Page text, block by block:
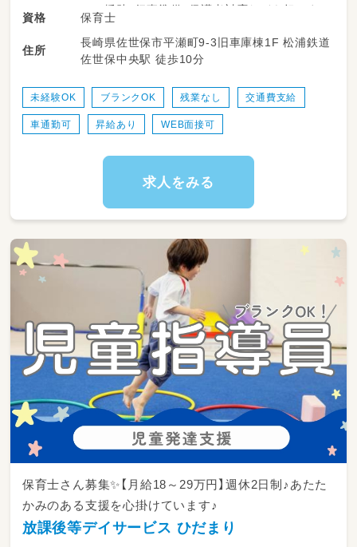
レの援助、行事準備、保護者対応などを担いま
す。柔軟な保育環境の中で、子どもたち一人ひ
とりにしっかり向き合える時間が多くありま
す。勤務日数や時間は相談可能で、ライフスタ
＜スケジュール例＞
07:30～登園
11:00～昼食
12:30～午睡(事務作業/ブレスチェック/休憩)
17:00～降園
資格 保育士
住所
長崎県佐世保市平瀬町9-3旧車庫棟1F 松浦鉄道
佐世保中央駅 徒歩10分
未経験OK ブランクOK 残業なし 交通費支給
車通勤可 昇給あり WEB面接可
求人をみる
保育士さん募集✨【月給18～29万円】週休2日制♪あたた
かみのある支援を心掛けています♪
放課後等デイサービス ひだまり